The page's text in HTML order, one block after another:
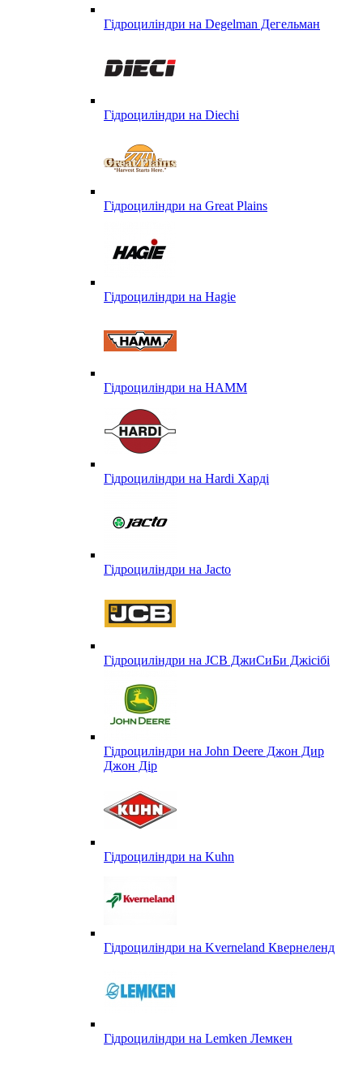
Гідроциліндри на Degelman Дегельман
Гідроциліндри на Diechi
Гідроциліндри на Great Plains
Гідроциліндри на Hagie
Гідроциліндри на HAMM
Гідроциліндри на Hardi Харді
Гідроциліндри на Jacto
Гідроциліндри на JCB ДжиСиБи Джісібі
Гідроциліндри на John Deere Джон Дир
Джон Дір
Гідроциліндри на Kuhn
Гідроциліндри на Kverneland Квернеленд
Гідроциліндри на Lemken Лемкен